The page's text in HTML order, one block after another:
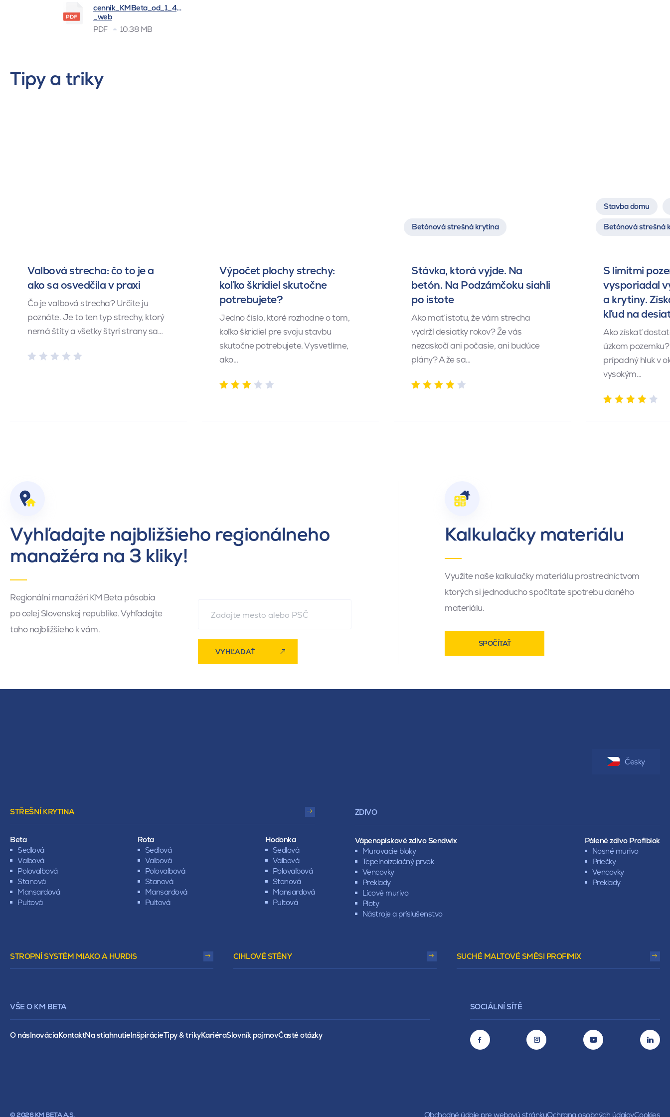
cenník_KMBeta_od_1_4_2026
_web
PDF
10.38 MB
Tipy a triky
Valbová strecha: čo to je a
ako sa osvedčila v praxi
Čo je valbová strecha? Určite ju
poznáte. Je to ten typ strechy, ktorý
nemá štíty a všetky štyri strany sa…
Výpočet plochy strechy:
koľko škridiel skutočne
potrebujete?
Jedno číslo, ktoré rozhodne o tom,
koľko škridiel pre svoju stavbu
skutočne potrebujete. Vysvetlíme,
ako…
Betónová strešná krytina
Stávka, ktorá vyjde. Na
betón. Na Podzámčoku siahli
po istote
Ako mať istotu, že vám strecha
vydrží desiatky rokov? Že vás
nezaskočí ani počasie, ani budúce
plány? A že sa…
Stavba domu
Betónová strešná
S limitmi
vysporiadal
a krytiny.
kľud na
Ako získať
úzkom
prípadný hluk v
vysokým…
Vyhľadajte najbližšieho regionálneho
manažéra na 3 kliky!
Regionálni manažéri KM Beta pôsobia
po celej Slovenskej republike. Vyhľadajte
toho najbližšieho k vám.
VYHĽADAŤ
Kalkulačky materiálu
Využite naše kalkulačky materiálu prostredníctvom
ktorých si jednoducho spočítate spotrebu daného
materiálu.
SPOČÍTAŤ
SOCIÁLNÍ SÍTĚ
STŘEŠNÍ KRYTINA
Beta
Sedlová
Valbová
Polovalbová
Stanová
Mansardová
Pultová
Rota
Sedlová
Valbová
Polovalbová
Stanová
Mansardová
Pultová
Hodonka
Sedlová
Valbová
Polovalbová
Stanová
Mansardová
Pultová
ZDIVO
Vápenopískové zdivo Sendwix
Murovacie bloky
Tepelnoizolačný prvok
Vencovky
Preklady
Lícové murivo
Ploty
Nástroje a príslušenstvo
Pálené zdivo Profiblok
Nosné murivo
Priečky
Vencovky
Preklady
STROPNÍ SYSTÉM MIAKO A HURDIS CIHLOVÉ STĚNY SUCHÉ MALTOVÉ SMĚSI PROFIMIX
VŠE O KM BETA
O násInováciaKontaktNa stiahnutieInšpirácieTipy & trikyKariéraSlovník pojmovČasté otázky
Česky
© 2026 KM BETA A.S. Obchodné údaje pre webovú stránkuOchrana osobných údajovCookies